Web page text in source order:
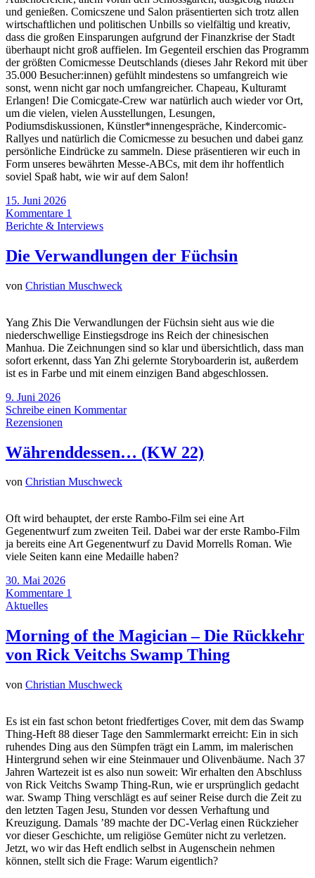
und genießen. Comicszene und Salon präsentierten sich trotz allen
wirtschaftlichen und politischen Unbills so vielfältig und kreativ,
dass die großen Einsparungen aufgrund der Finanzkrise der Stadt
überhaupt nicht groß auffielen. Im Gegenteil erschien das Programm
der größten Comicmesse Deutschlands (dieses Jahr Rekord mit über
35.000 Besucher:innen) gefühlt mindestens so umfangreich wie
sonst, wenn nicht gar noch umfangreicher. Chapeau, Kulturamt
Erlangen! Die Comicgate-Crew war natürlich auch wieder vor Ort,
um die vielen, vielen Ausstellungen, Lesungen,
Podiumsdiskussionen, Künstler*innengespräche, Kindercomic-
Rallyes und natürlich die Comicmesse zu besuchen und dabei ganz
persönliche Eindrücke zu sammeln. Diese präsentieren wir euch in
Form unseres bewährten Messe-ABCs, mit dem ihr hoffentlich
soviel Spaß habt, wie wir auf dem Salon!
15. Juni 2026
Kommentare 1
Berichte & Interviews
Die Verwandlungen der Füchsin
von Christian Muschweck
Yang Zhis Die Verwandlungen der Füchsin sieht aus wie die
niederschwellige Einstiegsdroge ins Reich der chinesischen
Manhua. Die Zeichnungen sind so klar und übersichtlich, dass man
sofort erkennt, dass Yan Zhi gelernte Storyboarderin ist, außerdem
ist es in Farbe und mit einem einzigen Band abgeschlossen.
9. Juni 2026
Schreibe einen Kommentar
Rezensionen
Währenddessen… (KW 22)
von Christian Muschweck
Oft wird behauptet, der erste Rambo-Film sei eine Art
Gegenentwurf zum zweiten Teil. Dabei war der erste Rambo-Film
ja bereits eine Art Gegenentwurf zu David Morrells Roman. Wie
viele Seiten kann eine Medaille haben?
30. Mai 2026
Kommentare 1
Aktuelles
Morning of the Magician – Die Rückkehr
von Rick Veitchs Swamp Thing
von Christian Muschweck
Es ist ein fast schon betont friedfertiges Cover, mit dem das Swamp
Thing-Heft 88 dieser Tage den Sammlermarkt erreicht: Ein in sich
ruhendes Ding aus den Sümpfen trägt ein Lamm, im malerischen
Hintergrund sehen wir eine Steinmauer und Olivenbäume. Nach 37
Jahren Wartezeit ist es also nun soweit: Wir erhalten den Abschluss
von Rick Veitchs Swamp Thing-Run, wie er ursprünglich gedacht
war. Swamp Thing verschlägt es auf seiner Reise durch die Zeit zu
den letzten Tagen Jesu, Stunden vor dessen Verhaftung und
Kreuzigung. Damals ’89 machte der DC-Verlag einen Rückzieher
vor dieser Geschichte, um religiöse Gemüter nicht zu verletzen.
Jetzt, wo wir das Heft endlich selbst in Augenschein nehmen
können, stellt sich die Frage: Warum eigentlich?